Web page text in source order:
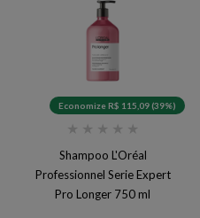
Economize R$ 115,09 (39%)
★ ★ ★ ★ ★
Shampoo L'Oréal
Professionnel Serie Expert
Pro Longer 750 ml